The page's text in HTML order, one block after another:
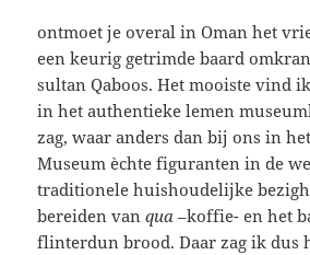
ontmoet je overal in Oman het
een keurig getrimde baard
sultan Qaboos. Het mooiste vind
in het authentieke lemen
zag, waar anders dan bij ons in
Museum èchte figuranten in de
traditionele huishoudelijke
bereiden vanqua –koffie- en het
flinterdun brood. Daar zag ik dus